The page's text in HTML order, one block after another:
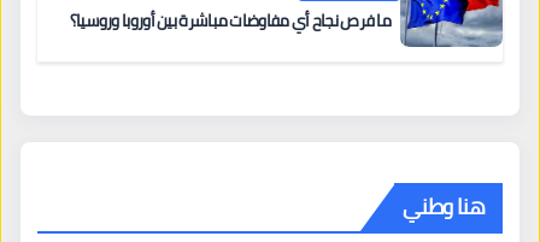
ما فرص نجاح أي مفاوضات مباشرة بين أوروبا وروسيا؟
هنا وطني